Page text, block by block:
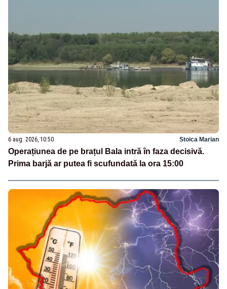
6 aug. 2026, 10:50 Stoica Marian
Operațiunea de pe brațul Bala intră în faza decisivă.
Prima barjă ar putea fi scufundată la ora 15:00